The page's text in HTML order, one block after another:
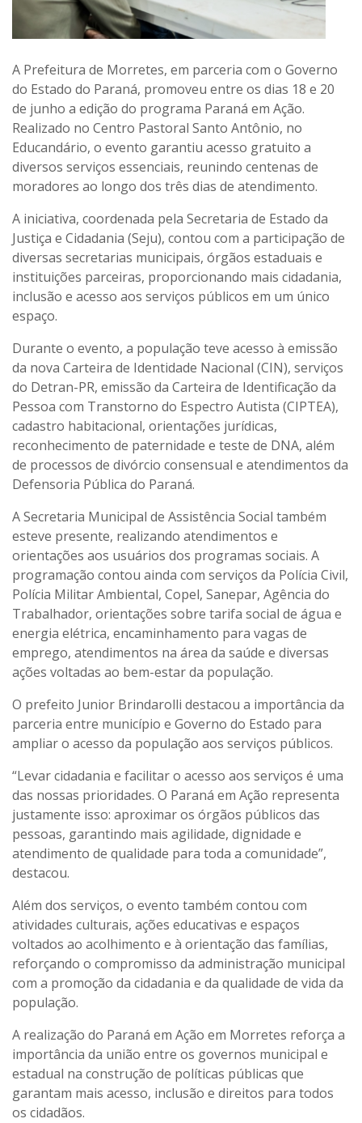
A Prefeitura de Morretes, em parceria com o Governo
do Estado do Paraná, promoveu entre os dias 18 e 20
de junho a edição do programa Paraná em Ação.
Realizado no Centro Pastoral Santo Antônio, no
Educandário, o evento garantiu acesso gratuito a
diversos serviços essenciais, reunindo centenas de
moradores ao longo dos três dias de atendimento.
A iniciativa, coordenada pela Secretaria de Estado da
Justiça e Cidadania (Seju), contou com a participação de
diversas secretarias municipais, órgãos estaduais e
instituições parceiras, proporcionando mais cidadania,
inclusão e acesso aos serviços públicos em um único
espaço.
Durante o evento, a população teve acesso à emissão
da nova Carteira de Identidade Nacional (CIN), serviços
do Detran-PR, emissão da Carteira de Identificação da
Pessoa com Transtorno do Espectro Autista (CIPTEA),
cadastro habitacional, orientações jurídicas,
reconhecimento de paternidade e teste de DNA, além
de processos de divórcio consensual e atendimentos da
Defensoria Pública do Paraná.
A Secretaria Municipal de Assistência Social também
esteve presente, realizando atendimentos e
orientações aos usuários dos programas sociais. A
programação contou ainda com serviços da Polícia Civil,
Polícia Militar Ambiental, Copel, Sanepar, Agência do
Trabalhador, orientações sobre tarifa social de água e
energia elétrica, encaminhamento para vagas de
emprego, atendimentos na área da saúde e diversas
ações voltadas ao bem-estar da população.
O prefeito Junior Brindarolli destacou a importância da
parceria entre município e Governo do Estado para
ampliar o acesso da população aos serviços públicos.
“Levar cidadania e facilitar o acesso aos serviços é uma
das nossas prioridades. O Paraná em Ação representa
justamente isso: aproximar os órgãos públicos das
pessoas, garantindo mais agilidade, dignidade e
atendimento de qualidade para toda a comunidade”,
destacou.
Além dos serviços, o evento também contou com
atividades culturais, ações educativas e espaços
voltados ao acolhimento e à orientação das famílias,
reforçando o compromisso da administração municipal
com a promoção da cidadania e da qualidade de vida da
população.
A realização do Paraná em Ação em Morretes reforça a
importância da união entre os governos municipal e
estadual na construção de políticas públicas que
garantam mais acesso, inclusão e direitos para todos
os cidadãos.